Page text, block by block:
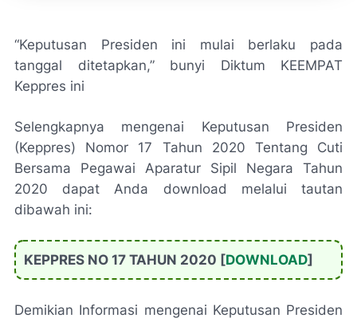
“Keputusan Presiden ini mulai berlaku pada
tanggal ditetapkan,” bunyi Diktum KEEMPAT
Keppres ini
Selengkapnya mengenai Keputusan Presiden
(Keppres) Nomor 17 Tahun 2020 Tentang Cuti
Bersama Pegawai Aparatur Sipil Negara Tahun
2020 dapat Anda download melalui tautan
dibawah ini:
KEPPRES NO 17 TAHUN 2020 [DOWNLOAD]
Demikian Informasi mengenai Keputusan Presiden